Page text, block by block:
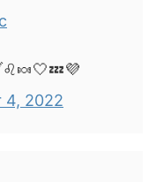
4, 2022